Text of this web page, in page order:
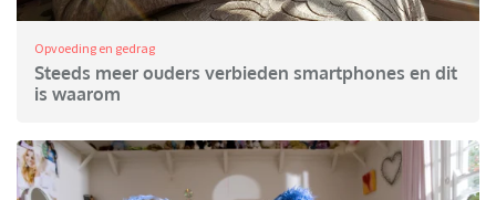
Opvoeding en gedrag
Steeds meer ouders verbieden smartphones en dit
is waarom